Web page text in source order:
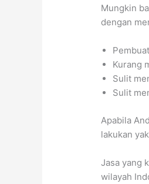
Mungkin
dengan
Kurang
Sulit
Sulit
Apabila
lakukan
Jasa yang
wilayah